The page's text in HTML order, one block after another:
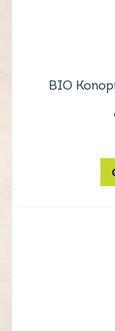
BIO